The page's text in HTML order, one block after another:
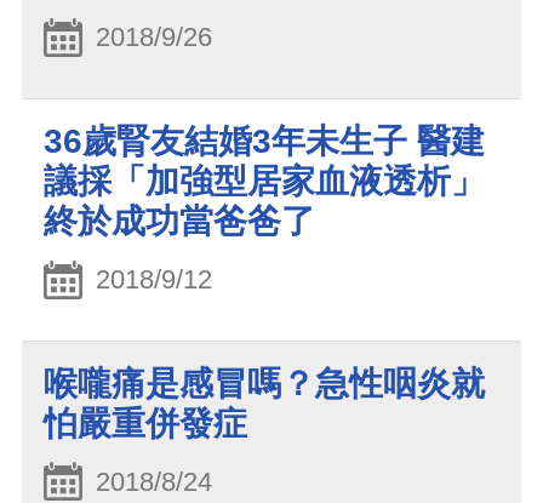
2018/9/26
36歲腎友結婚3年未生子 醫建
議採「加強型居家血液透析」
終於成功當爸爸了
2018/9/12
喉嚨痛是感冒嗎？急性咽炎就
怕嚴重併發症
2018/8/24